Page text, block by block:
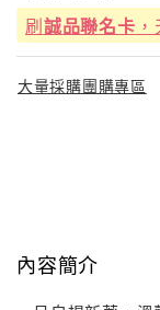
刷誠品聯名卡
大量採購團購專區
內容簡介